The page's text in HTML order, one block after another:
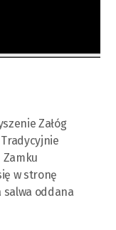
Załóg
Tradycyjnie
Zamku
w stronę
salwa oddana